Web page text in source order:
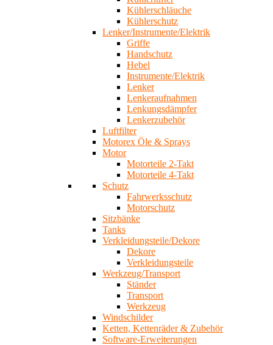
Kühlerschläuche
Kühlerschutz
Lenker/Instrumente/Elektrik
Griffe
Handschutz
Hebel
Instrumente/Elektrik
Lenker
Lenkeraufnahmen
Lenkungsdämpfer
Lenkerzubehör
Luftfilter
Motorex Öle & Sprays
Motor
Motorteile 2-Takt
Motorteile 4-Takt
Schutz
Fahrwerksschutz
Motorschutz
Sitzbänke
Tanks
Verkleidungsteile/Dekore
Dekore
Verkleidungsteile
Werkzeug/Transport
Ständer
Transport
Werkzeug
Windschilder
Ketten, Kettenräder & Zubehör
Software-Erweiterungen